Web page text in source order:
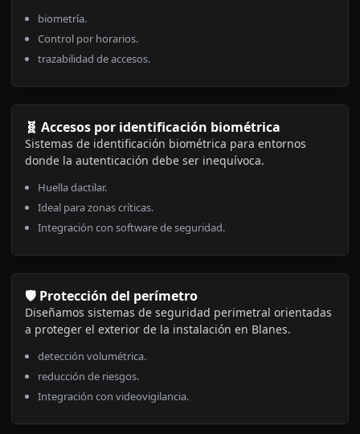
biometría.
Control por horarios.
trazabilidad de accesos.
🧬 Accesos por identificación biométrica
Sistemas de identificación biométrica para entornos
donde la autenticación debe ser inequívoca.
Huella dactilar.
Ideal para zonas críticas.
Integración con software de seguridad.
🛡️ Protección del perímetro
Diseñamos sistemas de seguridad perimetral orientadas
a proteger el exterior de la instalación en Blanes.
detección volumétrica.
reducción de riesgos.
Integración con videovigilancia.